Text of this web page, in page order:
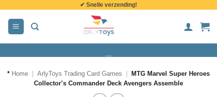
inhoud
✔ Snelle verzending!
* Home ArlyToys Trading Card Games
MTG Marvel Super Heroes
Collector’s Commander Deck Avengers Assemble